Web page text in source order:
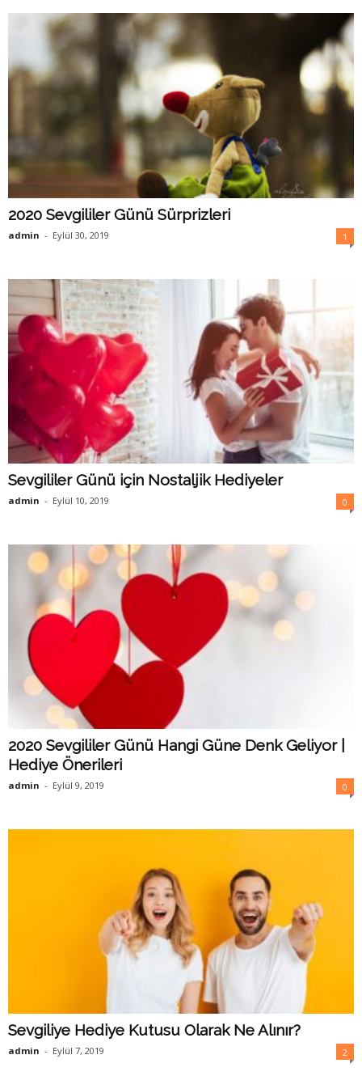
2020 Sevgililer Günü Sürprizleri
admin - Eylül 30, 2019 1
Sevgililer Günü için Nostaljik Hediyeler
admin - Eylül 10, 2019 0
2020 Sevgililer Günü Hangi Güne Denk Geliyor |
Hediye Önerileri
admin - Eylül 9, 2019 0
Sevgiliye Hediye Kutusu Olarak Ne Alınır?
admin - Eylül 7, 2019 2